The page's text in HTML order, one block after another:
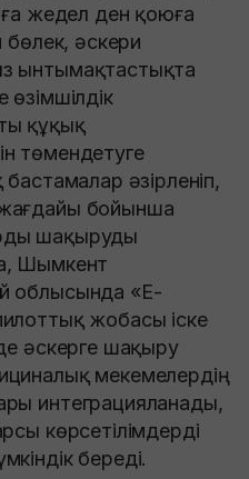
жедел ден қоюға
бөлек, әскери
ынтымақтастықта
құқық
төмендетуге
әзірленіп,
бойынша
шақыруды
Шымкент
облысында «Е-
жобасы іске
әскерге шақыру
мекемелердің
интеграцияланады,
көрсетілімдерді
береді.